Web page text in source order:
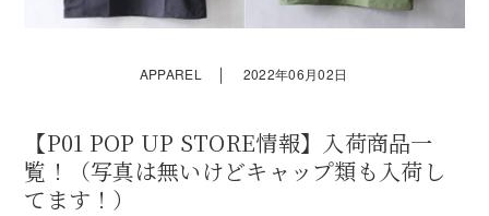
APPAREL ｜ 2022年06月02日
【P01 POP UP STORE情報】入荷商品一
覧！（写真は無いけどキャップ類も入荷し
てます！）